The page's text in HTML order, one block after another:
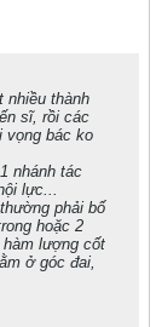
nhiều thành
sĩ, rồi các
vọng bác ko
nhánh tác
lực...
phải bố
hoặc 2
lượng cốt
ở góc đai,